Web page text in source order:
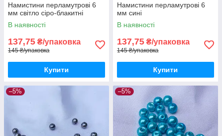
Намистини перламутрові 6
мм світло сіро-блакитні
В наявності
137,75 ₴/упаковка
145 ₴/упаковка
Купити
Намистини перламутрові 6
мм сині
В наявності
137,75 ₴/упаковка
145 ₴/упаковка
Купити
–5% –5%